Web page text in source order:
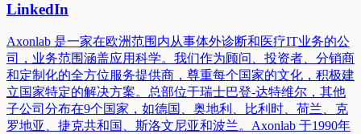
LinkedIn
Axonlab 是一家在欧洲范围内从事体外诊断和医疗IT业务的公
司，业务范围涵盖应用科学。我们作为顾问、投资者、分销商
和定制化的全方位服务提供商，尊重每个国家的文化，积极建
立国家特定的解决方案。总部位于瑞士巴登-达特维尔，其他
子公司分布在9个国家，如德国、奥地利、比利时、荷兰、克
罗地亚、捷克共和国、斯洛文尼亚和波兰。Axonlab 于1990年